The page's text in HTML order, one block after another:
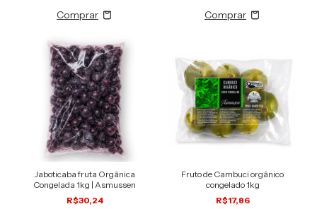
Jaboticaba fruta Orgânica
Congelada 1kg | Asmussen
R$30,24
Fruto de Cambuci orgânico
congelado 1kg
R$17,86